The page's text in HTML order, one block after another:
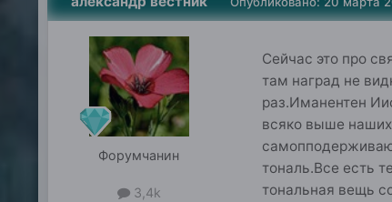
Форумчанин
3,4k
Сейчас это про
там наград не
раз.Иманентен
всяко выше наших
тональ.Все есть
тональная вещь